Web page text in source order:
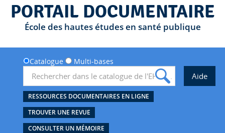
PORTAIL DOCUMENTAIRE
École des hautes études en santé publique
Catalogue Multi-bases
RESSOURCES DOCUMENTAIRES EN LIGNE
TROUVER UNE REVUE
CONSULTER UN MÉMOIRE